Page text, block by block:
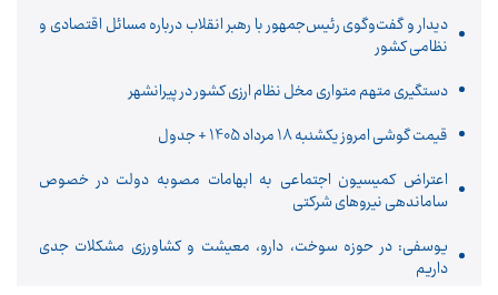
دیدار و گفت‌وگوی رئیس‌جمهور با رهبر انقلاب درباره مسائل اقتصادی و
نظامی کشور
دستگیری متهم متواری مخل نظام ارزی کشور در پیرانشهر
قیمت گوشی امروز یکشنبه 18 مرداد 1405 + جدول
اعتراض کمیسیون اجتماعی به ابهامات مصوبه دولت در خصوص
ساماندهی نیروهای شرکتی
یوسفی: در حوزه سوخت، دارو، معیشت و کشاورزی مشکلات جدی
داریم